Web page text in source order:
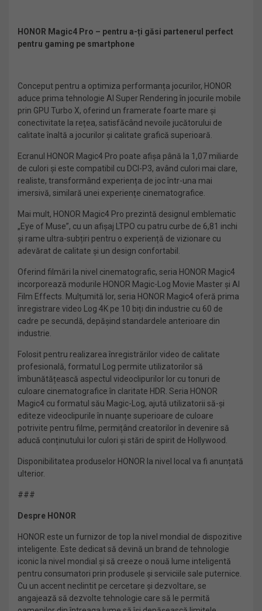
HONOR Magic4 Pro – pentru a-ți găsi partenerul perfect
pentru gaming pe smartphone
Conceput pentru a optimiza performanța jocurilor, HONOR
aduce prima tehnologie AI Super Rendering în jocurile mobile
prin GPU Turbo X, oferind un framerate foarte mare și
conectivitate la rețea, satisfăcând nevoile jucătorului de
calitate înaltă a jocurilor și calitate grafică superioară.
Ecranul HONOR Magic4 Pro poate afișa până la 1,07 miliarde
de culori și este compatibil cu DCI-P3, având culori mai clare,
realiste, transformând experiența de joc într-una mai
imersivă, similară unei experiențe cinematografice.
Mai mult, HONOR Magic4 Pro prezintă designul emblematic
„Eye of Muse”, cu un afișaj LTPO cu patru curbe de 6,81 inchi
și rame ultra-subțiri pentru o experiență de vizionare cu
adevărat de calitate și un design confortabil.
Oferind filmări la nivel cinematografic, seria HONOR Magic4
incorporează modurile HONOR Magic-Log Movie Master și AI
Film Effects. Mulțumită lor, seria HONOR Magic4 oferă prima
înregistrare video Log 4K pe 10 biți din industrie cu 60 de
cadre pe secundă, depășind standardele anterioare din
industrie.
Folosit pentru realizarea înregistrărilor video de calitate
profesională, formatul Log permite utilizatorilor să
îmbunătățească aspectul videoclipurilor lor cu tonuri de
culoare cinematografice în claritate HDR. Seria HONOR
Magic4 cu formatul său Magic-Log, ajută utilizatorii să-și
editeze videoclipurile în nuanțe superioare de culoare
potrivite pentru filme, permițând creatorilor în devenire să
aducă conținutului lor culori și stări de spirit de Hollywood.
Disponibilitatea produselor HONOR la nivel local va fi anunțată
ulterior.
###
Despre HONOR
HONOR este un furnizor de top la nivel mondial de dispozitive
inteligente. Este dedicat să devină un brand de tehnologie
iconic la nivel mondial și să creeze o nouă lume inteligentă
pentru consumatori prin produsele și serviciile sale puternice.
Cu un accent neclintit pe cercetare și dezvoltare, se
angajează să dezvolte tehnologie care să le permită